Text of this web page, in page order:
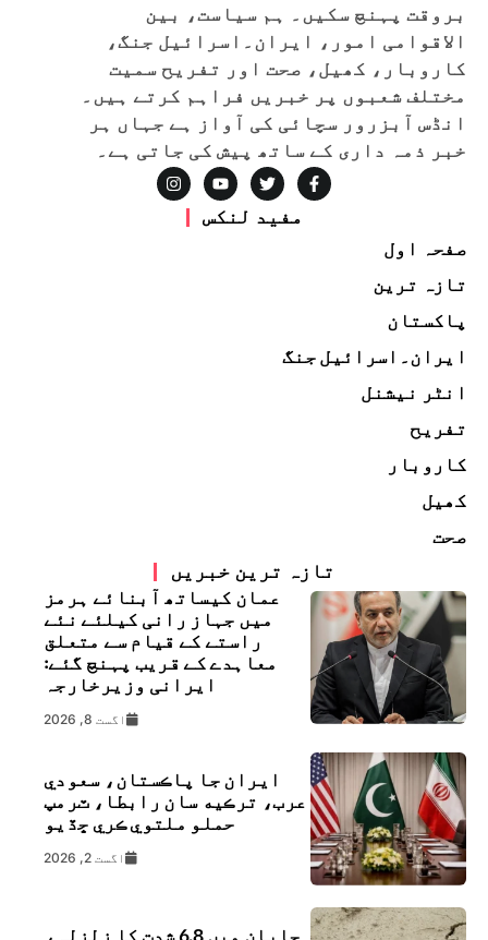
بروقت پہنچ سکیں۔ ہم سیاست، بین
الاقوامی امور، ایران۔اسرائیل جنگ،
کاروبار، کھیل، صحت اور تفریح سمیت
مختلف شعبوں پر خبریں فراہم کرتے ہیں۔
انڈس آبزرور سچائی کی آواز ہے جہاں ہر
خبر ذمہ داری کے ساتھ پیش کی جاتی ہے۔
مفید لنکس
صفحہ اول
تازہ ترین
پاکستان
ایران۔اسرائیل جنگ
انٹر نیشنل
تفریح
کاروبار
کھیل
صحت
تازہ ترین خبریں
عمان کیساتھ آبنائے ہرمز
میں جہاز رانی کیلئے نئے
راستے کے قیام سے متعلق
معاہدے کے قریب پہنچ گئے:
ایرانی وزیرخارجہ
اگست 8, 2026
ايران جا پاڪستان، سعودي
عرب، ترڪيه سان رابطا، ٽرمپ
حملو ملتوي ڪري ڇڏيو
اگست 2, 2026
جاپان میں 6.8 شدت کا زلزلہ،